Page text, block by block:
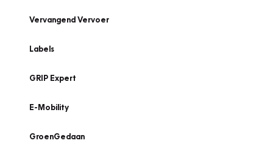
Vervangend Vervoer
Labels
GRIP Expert
E-Mobility
GroenGedaan